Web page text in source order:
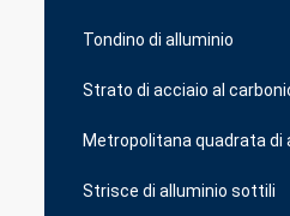
Tondino di alluminio
Strato di acciaio al
Metropolitana quadrata di
Strisce di alluminio sottili